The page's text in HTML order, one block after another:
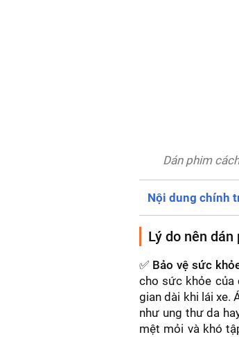
Dán phim
Nội dung chính
Lý do nên
✅ Bảo vệ sức
cho sức khỏe của
gian dài khi lái xe.
như ung thư da
mệt mỏi và khó